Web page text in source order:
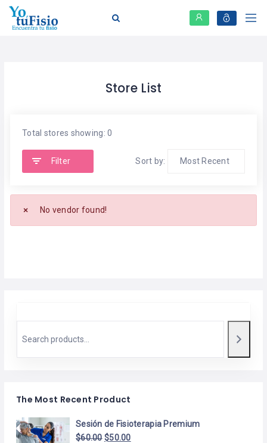
Store List
Total stores showing: 0
Filter Sort by:
No vendor found!
The Most Recent Product
Sesión de Fisioterapia Premium
$60.00 $50.00